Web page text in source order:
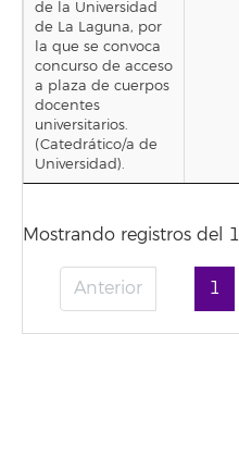
de la Universidad
de La Laguna, por
la que se convoca
concurso de acceso
a plaza de cuerpos
docentes
universitarios.
(Catedrático/a de
Universidad).
Mostrando registros del
Anterior 1